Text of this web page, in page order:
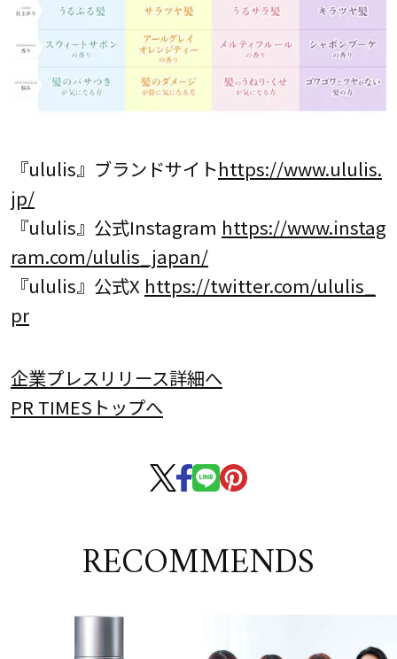
『ululis』ブランドサイトhttps://www.ululis.
jp/
『ululis』公式Instagram https://www.instag
ram.com/ululis_japan/
『ululis』公式X https://twitter.com/ululis_
pr
企業プレスリリース詳細へ
PR TIMESトップへ
RECOMMENDS